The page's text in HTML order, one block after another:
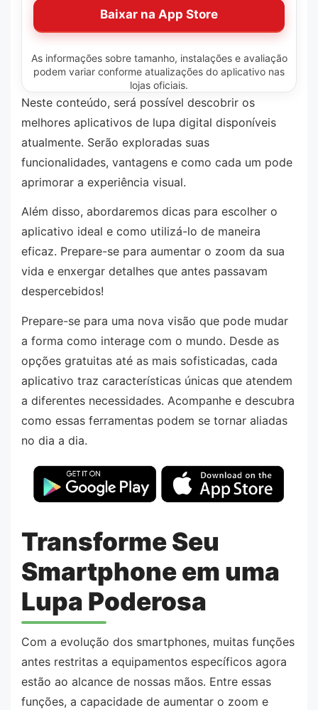
Baixar na App Store
As informações sobre tamanho, instalações e avaliação
podem variar conforme atualizações do aplicativo nas
lojas oficiais.
Neste conteúdo, será possível descobrir os
melhores aplicativos de lupa digital disponíveis
atualmente. Serão exploradas suas
funcionalidades, vantagens e como cada um pode
aprimorar a experiência visual.
Além disso, abordaremos dicas para escolher o
aplicativo ideal e como utilizá-lo de maneira
eficaz. Prepare-se para aumentar o zoom da sua
vida e enxergar detalhes que antes passavam
despercebidos!
Prepare-se para uma nova visão que pode mudar
a forma como interage com o mundo. Desde as
opções gratuitas até as mais sofisticadas, cada
aplicativo traz características únicas que atendem
a diferentes necessidades. Acompanhe e descubra
como essas ferramentas podem se tornar aliadas
no dia a dia.
Transforme Seu
Smartphone em uma
Lupa Poderosa
Com a evolução dos smartphones, muitas funções
antes restritas a equipamentos específicos agora
estão ao alcance de nossas mãos. Entre essas
funções, a capacidade de aumentar o zoom e